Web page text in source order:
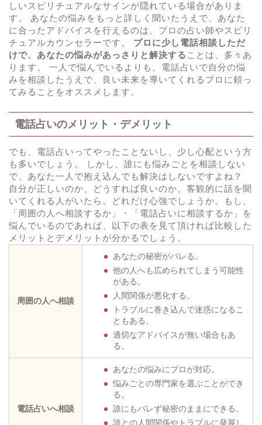
しいスピリチュアルなサインが隠れている場合がありま
す。 あなたの悩みをもっと詳しく聞いたうえで、あなた
に合ったアドバイスを行えるのは、プロの占い師やスピリ
チュアルカウンセラーです。 プロに少し電話相談しただ
けで、あなたの悩みがあっさりと解決する ことは、多々あ
ります。 一人で悩んでいるよりも、電話占いで自分の悩
みを相談したうえで、良い未来を導いてくれるプロに頼っ
てみることをオススメします。
電話占いのメリット・デメリット
でも、電話占いってやったことないし、少し心配という方
も多いでしょう。 しかし、誰にも悩みごとを相談しない
で、あなた一人で抱え込んでも解決はしないですよね？
自分が正しいのか、どうすれば良いのか、客観的に話を聞
いてくれる人がいたら、どれだけ心強でしょうか。もし、
「周囲の人へ相談するか」・「電話占いに相談するか」を
悩んでいるのであれば、以下の表を見て頂ければ比較した
メリットとデメリットが分かるでしょう。
周囲の人へ相談
あなたの秘密がバレる。
他の人へも広められてしまう可能性
がある。
人間関係が悪化する。
トラブルに巻き込んで迷惑になるこ
ともある。
適切なアドバイスが無い場合もあ
る。
電話占いへ相談
あなたの悩みにプロが対応。
悩みごとの専門家を選ぶことができ
る。
誰にもバレず秘密のままにできる。
誰との人間関係やトラブルに発展し